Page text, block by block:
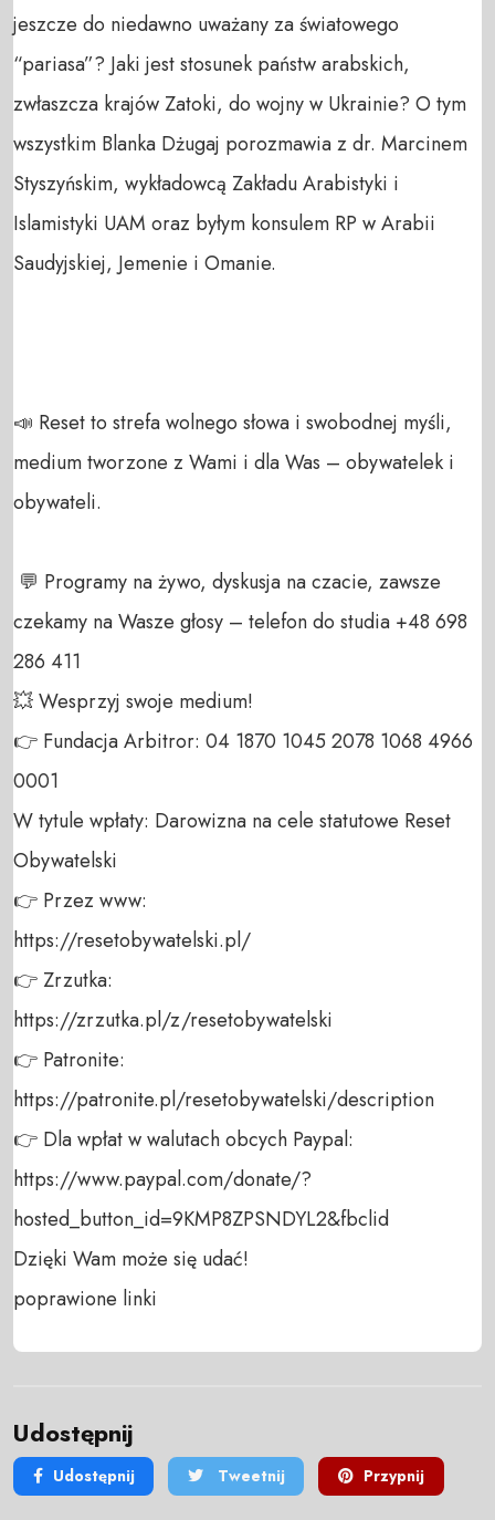
jeszcze do niedawno uważany za światowego
“pariasa”? Jaki jest stosunek państw arabskich,
zwłaszcza krajów Zatoki, do wojny w Ukrainie? O tym
wszystkim Blanka Dżugaj porozmawia z dr. Marcinem
Styszyńskim, wykładowcą Zakładu Arabistyki i
Islamistyki UAM oraz byłym konsulem RP w Arabii
Saudyjskiej, Jemenie i Omanie.
📣 Reset to strefa wolnego słowa i swobodnej myśli,
medium tworzone z Wami i dla Was – obywatelek i
obywateli.
czekamy na Wasze głosy – telefon do studia +48 698
286 411
💥 Wesprzyj swoje medium!
👉 Fundacja Arbitror: 04 1870 1045 2078 1068 4966
0001
W tytule wpłaty: Darowizna na cele statutowe Reset
Obywatelski
👉 Przez www:
https://resetobywatelski.pl/
👉 Zrzutka:
https://zrzutka.pl/z/resetobywatelski
👉 Patronite:
https://patronite.pl/resetobywatelski/description
👉 Dla wpłat w walutach obcych Paypal:
https://www.paypal.com/donate/?
hosted_button_id=9KMP8ZPSNDYL2&fbclid
Dzięki Wam może się udać!
poprawione linki
Udostępnij
Udostępnij Tweetnij Przypnij